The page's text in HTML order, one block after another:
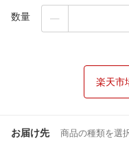
数量
楽天市
お届け先 商品の種類を選